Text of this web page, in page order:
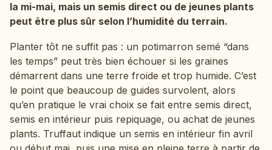
la mi-mai, mais un semis direct ou de jeunes plants
peut être plus sûr selon l’humidité du terrain.
Planter tôt ne suffit pas : un potimarron semé “dans
les temps” peut très bien échouer si les graines
démarrent dans une terre froide et trop humide. C’est
le point que beaucoup de guides survolent, alors
qu’en pratique le vrai choix se fait entre semis direct,
semis en intérieur puis repiquage, ou achat de jeunes
plants. Truffaut indique un semis en intérieur fin avril